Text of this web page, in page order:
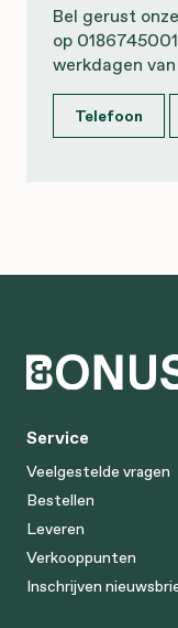
Bel gerust
op
werkdagen
Telefoon
Service
Veelgestelde vragen
Bestellen
Leveren
Verkooppunten
Inschrijven